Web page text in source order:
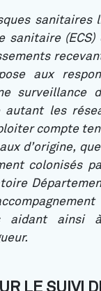
sanitaires
sanitaire
aux
surveillance
autant les
compte
d’origine,
colonisés
aidant ainsi
LE SUIVI